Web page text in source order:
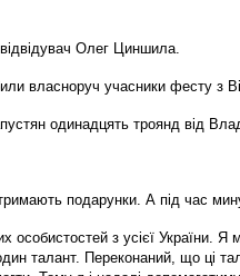
Олег Циншила.
власноруч учасники фесту з
одинадцять троянд від
подарунки. А під час
з усієї України.
талант. Переконаний, що ці